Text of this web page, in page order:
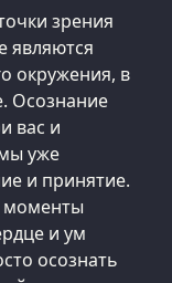
зрения
являются
окружения, в
Осознание
вас и
уже
и принятие.
моменты
и ум
осознать